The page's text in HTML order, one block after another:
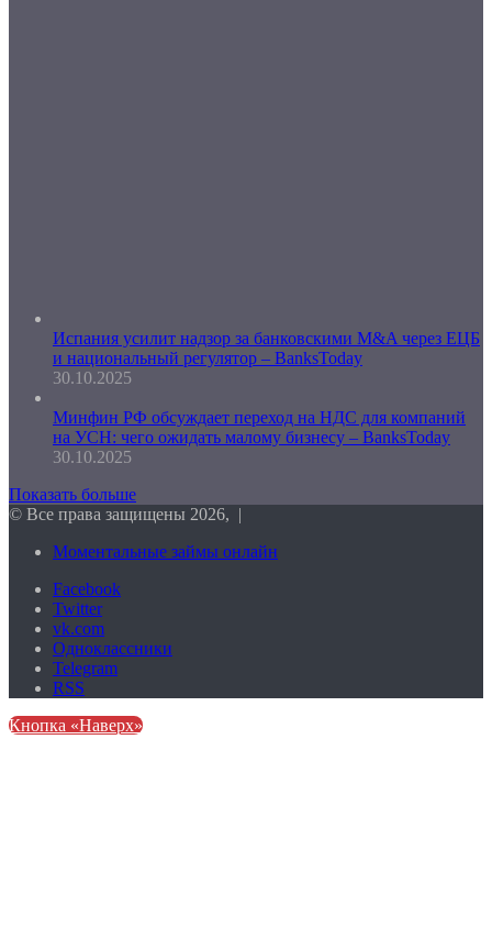
Испания усилит надзор за банковскими M&A через ЕЦБ
и национальный регулятор – BanksToday
30.10.2025
Минфин РФ обсуждает переход на НДС для компаний
на УСН: чего ожидать малому бизнесу – BanksToday
30.10.2025
Показать больше
© Все права защищены 2026, |
Моментальные займы онлайн
Facebook
Twitter
vk.com
Одноклассники
Telegram
RSS
Кнопка «Наверх»